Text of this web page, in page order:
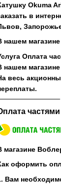
Okuma
в
нашем
Оплата
нашем
весь
частями
магазине
оформить
Вам